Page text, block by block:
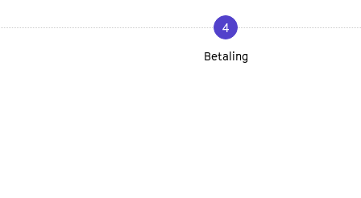
4
Betaling